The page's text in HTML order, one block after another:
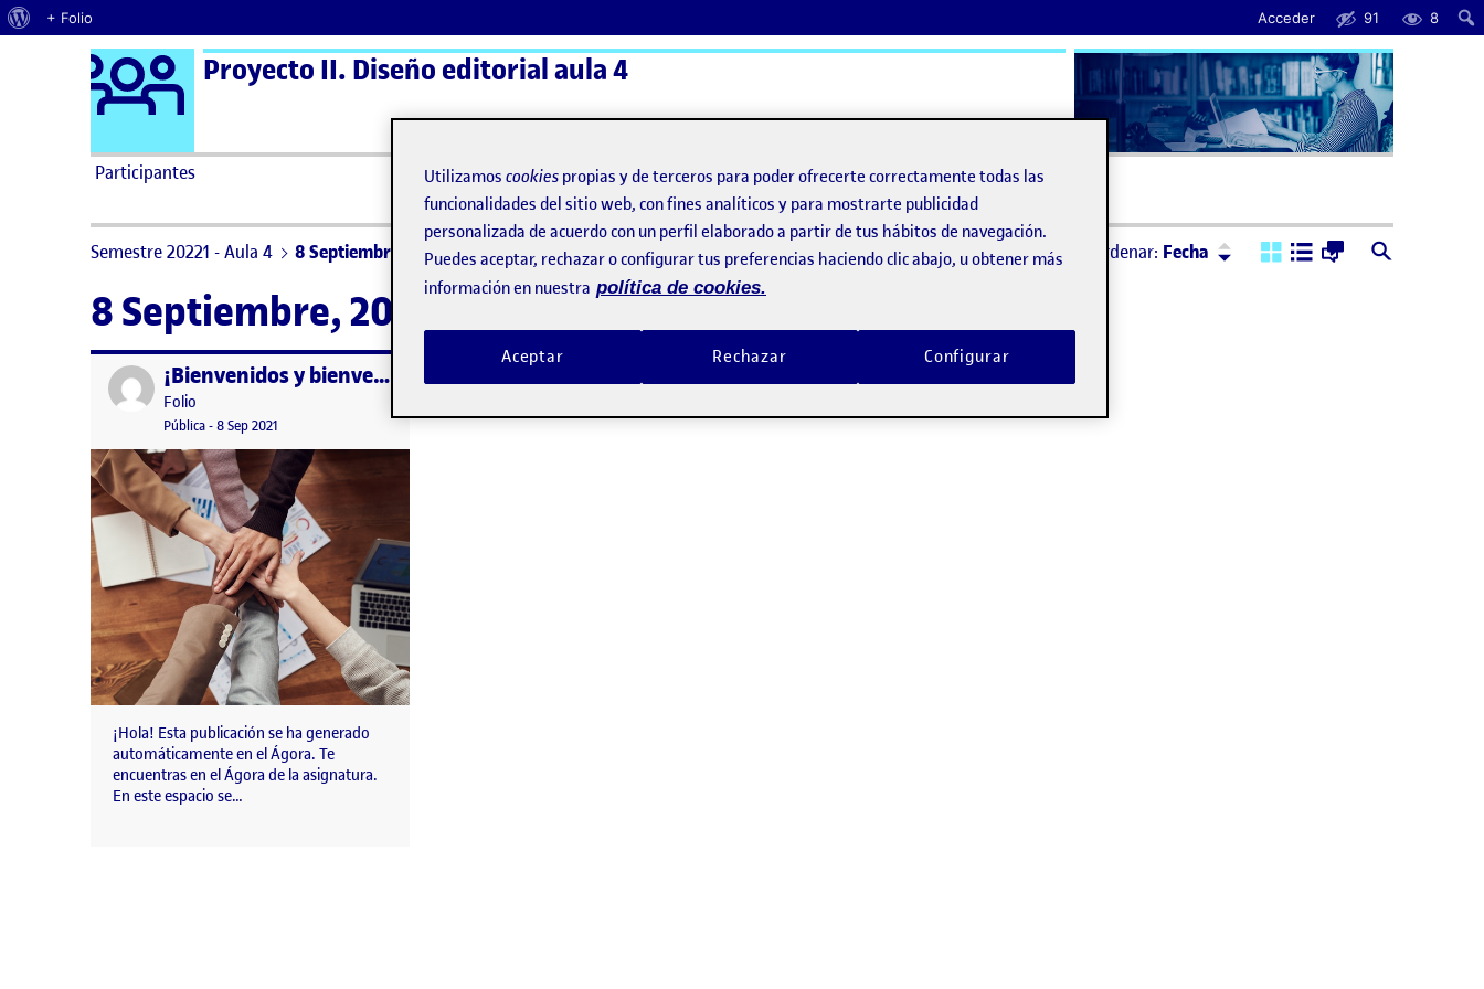
Acerca de WordPress
+ Folio Acceder 91 8
Saltar al contenido Logo Ágora
Proyecto II. Diseño editorial aula 4
Participantes ActiFolios Ayuda
Semestre 20221 - Aula 4 8 Septiembre, 2021 Ordenar: Fecha Ordenar:Descendente
8 Septiembre, 2021
Publicado por ¡Bienvenidos y bienvenidas!
Publicado por
Folio
Visibilidad:
Pública-Fecha de publicación
8 Sep 2021 15 septiembre, 2022 3:41 pm
¡Hola! Esta publicación se ha generado
automáticamente en el Ágora. Te
encuentras en el Ágora de la asignatura.
En este espacio se…
Utilizamos cookies propias y de terceros para poder ofrecerte correctamente todas las
funcionalidades del sitio web, con fines analíticos y para mostrarte publicidad
personalizada de acuerdo con un perfil elaborado a partir de tus hábitos de navegación.
Puedes aceptar, rechazar o configurar tus preferencias haciendo clic abajo, u obtener más
información en nuestra política de cookies.
Rechazar
Aceptar Configurar